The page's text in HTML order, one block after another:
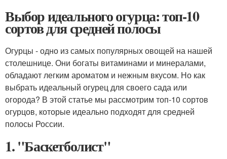
Выбор идеального огурца: топ-10
сортов для средней полосы
Огурцы - одно из самых популярных овощей на нашей
столешнице. Они богаты витаминами и минералами,
обладают легким ароматом и нежным вкусом. Но как
выбрать идеальный огурец для своего сада или
огорода? В этой статье мы рассмотрим топ-10 сортов
огурцов, которые идеально подходят для средней
полосы России.
1. "Баскетболист"